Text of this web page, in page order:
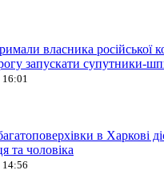
власника російської
запускати супутники-
16:01
в Харкові
та чоловіка
14:56